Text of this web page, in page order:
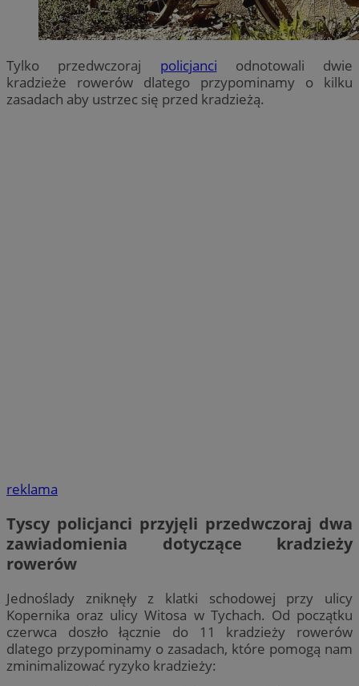
Tylko przedwczoraj policjanci odnotowali dwie
kradzieże rowerów dlatego przypominamy o kilku
zasadach aby ustrzec się przed kradzieżą.
reklama
Tyscy policjanci przyjęli przedwczoraj dwa
zawiadomienia dotyczące kradzieży
rowerów
Jednoślady zniknęły z klatki schodowej przy ulicy
Kopernika oraz ulicy Witosa w Tychach. Od początku
czerwca doszło łącznie do 11 kradzieży rowerów
dlatego przypominamy o zasadach, które pomogą nam
zminimalizować ryzyko kradzieży: